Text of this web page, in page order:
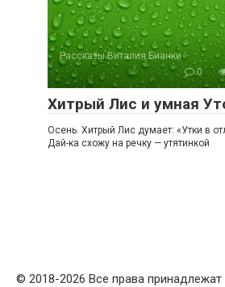
Рассказы Виталия Бианки
0
Хитрый Лис и умная
Осень. Хитрый Лис думает: «Утки в
Дай-ка схожу на речку — утятинкой
© 2018-2026 Все права принадлежат